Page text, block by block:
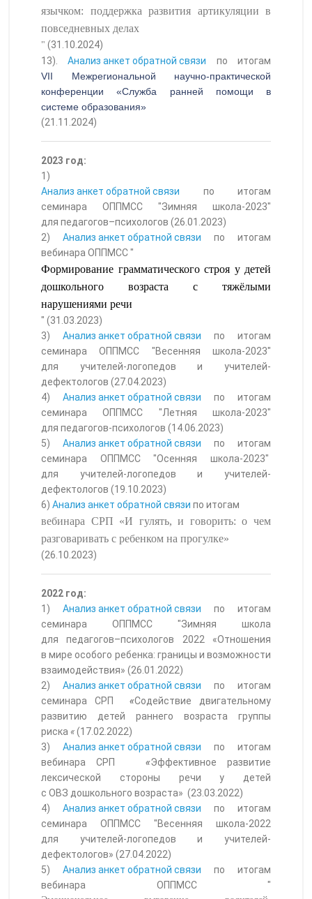
язычком: поддержка развития артикуляции в
повседневных делах
" (31.10.2024)
13).Анализ анкет обратной связи по итогам
VII Межрегиональной научно-практической
конференции «Служба ранней помощи в
системе образования»
(21.11.2024)
2023 год:
1)
Анализ анкет обратной связи по итогам
семинара ОППМСС "Зимняя школа-2023"
для педагогов–психологов (26.01.2023)
2) Анализ анкет обратной связи по итогам
вебинара ОППМСС "
Формирование грамматического строя у детей
дошкольного возраста с тяжёлыми
нарушениями речи
" (31.03.2023)
3) Анализ анкет обратной связи по итогам
семинара ОППМСС "Весенняя школа-2023"
для учителей-логопедов и учителей-
дефектологов (27.04.2023)
4) Анализ анкет обратной связи по итогам
семинара ОППМСС "Летняя школа-2023"
для педагогов-психологов (14.06.2023)
5) Анализ анкет обратной связи по итогам
семинара ОППМСС "Осенняя школа-2023"
для учителей-логопедов и учителей-
дефектологов (19.10.2023)
6) Анализ анкет обратной связи по итогам
вебинара СРП «И гулять, и говорить: о чем
разговаривать с ребенком на прогулке»
(26.10.2023)
2022 год:
1) Анализ анкет обратной связи по итогам
семинара ОППМСС "Зимняя школа
для педагогов–психологов 2022 «Отношения
в мире особого ребенка: границы и возможности
взаимодействия» (26.01.2022)
2) Анализ анкет обратной связи по итогам
семинара СРП
«Содействие двигательному
развитию детей раннего возраста группы
риска «(17.02.2022)
3) Анализ анкет обратной связи по итогам
вебинара СРП
«Эффективное развитие
лексической стороны речи у детей
с ОВЗ дошкольного возраста» (23.03.2022)
4) Анализ анкет обратной связи по итогам
семинара ОППМСС "Весенняя школа-2022
для учителей-логопедов и учителей-
дефектологов» (27.04.2022)
5) Анализ анкет обратной связи по итогам
вебинара ОППМСС "